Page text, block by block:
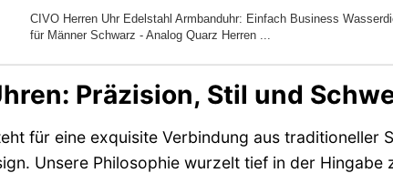
CIVO Herren Uhr Edelstahl Armbanduhr: Einfach Business
für Männer Schwarz - Analog Quarz Herren ...
Präzision, Stil und
für eine exquisite Verbindung aus traditioneller
Unsere Philosophie wurzelt tief in der